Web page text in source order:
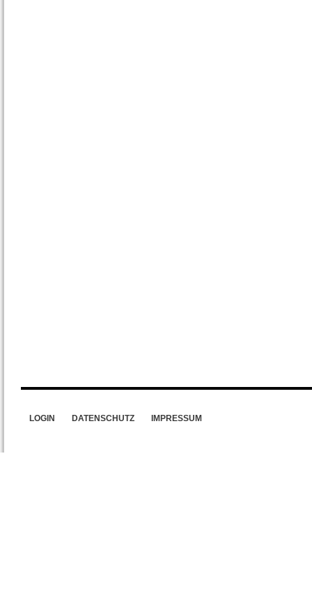
LOGIN DATENSCHUTZ IMPRESSUM